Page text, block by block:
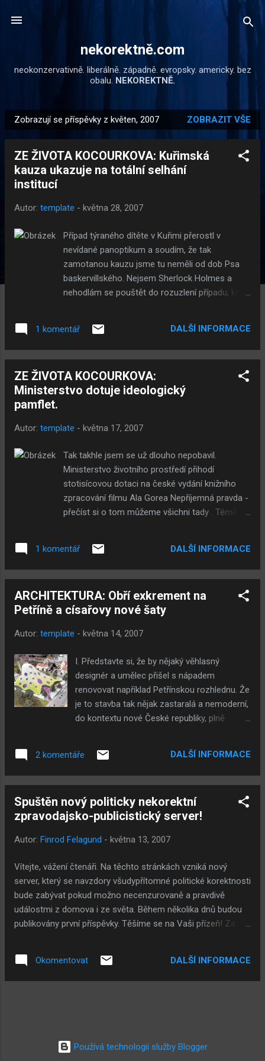
nekorektně.com
neokonzervativně. liberálně. západně. evropsky. americky. bez
obalu. NEKOREKTNĚ.
P
ř
Zobrazují se příspěvky z květen, 2007 ZOBRAZIT VŠE
ZE ŽIVOTA KOCOURKOVA: Kuřimská
kauza ukazuje na totální selhání
institucí
Autor: template - května 28, 2007
Případ týraného dítěte v Kuřimi přerostl v
nevídané panoptikum a soudím, že tak
zamotanou kauzu jsme tu neměli od dob Psa
baskervillského. Nejsem Sherlock Holmes a
nehodlám se pouštět do rozuzlení případu, kde
herci, neexistující osoby, jeden zaplaťpámbu
bývalý politik, jedna zaplaťpámbu bývalá
mimozemšťané. Zde je pouze několik mých
postřehů a výstupů, co jsme zjistili a na co
kamarádů děcko, přivést jej k soudu a pobírat na
úřadech už dávno nestojí fronty lidí s
"nalezenými dětmi". Je tedy zcela na místě
udělat hloubkovou kontrolu přímo na těchto
místech a zjistit míru kompetentnosti
pověřených osob. Obávám se ale, že se to
divili. Dále jsme zjistili, že instituce, k...
1 komentář DALŠÍ INFORMACE
ZE ŽIVOTA KOCOURKOVA:
Ministerstvo dotuje ideologický
pamflet.
Autor: template - května 17, 2007
Tak takhle jsem se už dlouho nepobavil.
Ministerstvo životního prostředí přihodí
stotisícovou dotaci na české vydání knižního
zpracování filmu Ala Gorea Nepříjemná pravda -
přečíst si o tom můžeme všichni tady . Téměř
panu Bursíkovi jeho nejnovější zelený nátěr moc
nevěřím a vždycky, respektive od roku 1997, kdy
jsem ho pokládal spíš za pragmatika a
"profesionálního politika". Proto mě
Topolánkovi do... náruče, když tento vyhrál volby.
Dalo se ovšem očekávat, že být poměr sil po
volbách 2006 jen trošku jiný, zrudli by "melouni"
na tradiční barvu pionýrského šátku. Ostatně
jako všude na světě. Ale to vem čert, pojďme k
věci. Martin Bursík slintá nad ekofilmem Ala
Gorea stejně jako všichni kavárenští socialisté
není nic proti ničemu...
1 komentář DALŠÍ INFORMACE
ARCHITEKTURA: Obří exkrement na
Petříně a císařovy nové šaty
Autor: template - května 14, 2007
I. Představte si, že by nějaký věhlasný
designér a umělec přišel s nápadem
renovovat například Petřínskou rozhlednu. Že
je to stavba tak nějak zastaralá a nemoderní,
do kontextu nové České republiky, plně
zatočeného, lidského exkrementu.
Argumentů, které by takový věhlasný umělec,
spousta: Že se model od původní rozhledny
vlastně ani tolik neliší (točité schody
takže co), že na rozdíl od nicneříkající věže
přirozené a nám všem vlastní. A že projekt
samozřejmě počítá s tím, že na vrcholu bude
přirozeně vlát vlajka Evropské unie a pod
model vlajky české, aby bylo tak nějak vidět...
úžasná věc a kdo to nechápe, je zaprděný
2 komentáře DALŠÍ INFORMACE
Spuštěn nový politicky nekorektní
zpravodajsko-publicistický server!
Autor: Finrod Felagund - května 13, 2007
Vítejte, vážení čtenáři. Na těchto stránkách vzniká nový
server, který se navzdory všudypřítomné politické korektnosti
bude zabývat pokud možno necenzurovaně a pravdivě
událostmi z domova i ze světa. Během několika dnů budou
publikovány první příspěvky. Těšíme se na Vaši přízeň! Za
Okomentovat DALŠÍ INFORMACE
Používá technologii služby Blogger